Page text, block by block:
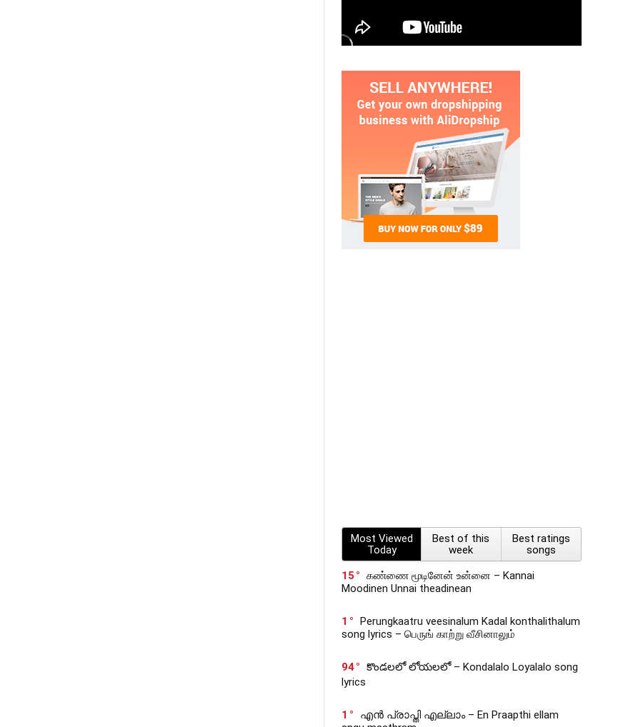
Most Viewed
Today
Best of this
week
Best ratings
songs
15
கண்ணை மூடினேன் உன்னை – Kannai
Moodinen Unnai theadinean
1
Perungkaatru veesinalum Kadal konthalithalum
song lyrics – பெருங் காற்று வீசினாலும்
94
కొండలలో లోయలలో – Kondalalo Loyalalo song
lyrics
1
എൻ പ്രാപ്തി എല്ലാം – En Praapthi ellam